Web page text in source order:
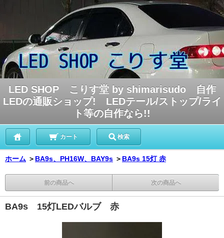
LED SHOP こりす堂 by shimarisudo 自作
LEDの通販ショップ! LEDテール/ストップ/ライ
ト等の自作なら!!
カート 検索
ホーム ＞ BA9s、PH16W、BAY9s ＞ BA9s 15灯 赤
前の商品へ 次の商品へ
BA9s 15灯LEDバルブ 赤